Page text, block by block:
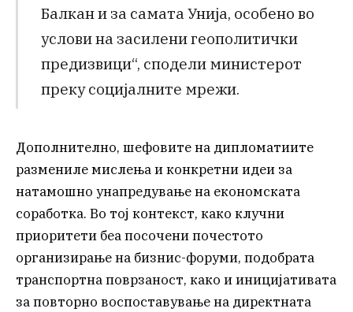
Балкан и за самата Унија, особено во
услови на засилени геополитички
предизвици“, сподели министерот
преку социјалните мрежи.
Дополнително, шефовите на дипломатиите
размениле мислења и конкретни идеи за
натамошно унапредување на економската
соработка. Во тој контекст, како клучни
приоритети беа посочени почестото
организирање на бизнис-форуми, подобрата
транспортна поврзаност, како и иницијативата
за повторно воспоставување на директната